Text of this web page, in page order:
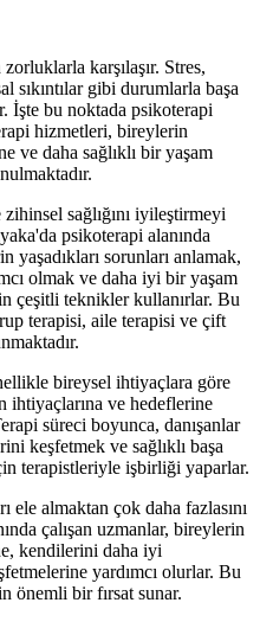
karşılaşır. Stres,
sıkıntılar gibi durumlarla başa
İşte bu noktada psikoterapi
hizmetleri, bireylerin
ve daha sağlıklı bir yaşam
sağlığını iyileştirmeyi
psikoterapi alanında
yaşadıkları sorunları anlamak,
olmak ve daha iyi bir yaşam
çeşitli teknikler kullanırlar. Bu
terapisi, aile terapisi ve çift
bireysel ihtiyaçlara göre
ihtiyaçlarına ve hedeflerine
süreci boyunca, danışanlar
keşfetmek ve sağlıklı başa
terapistleriyle işbirliği yaparlar.
ele almaktan çok daha fazlasını
çalışan uzmanlar, bireylerin
kendilerini daha iyi
yardımcı olurlar. Bu
önemli bir fırsat sunar.